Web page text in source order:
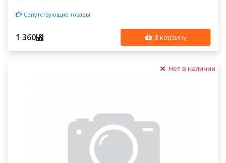
Сопутствующие товары
1 360⃏ В корзину
Нет в наличии